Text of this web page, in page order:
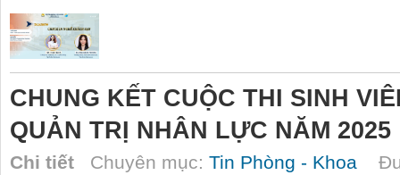
CHUNG KẾT CUỘC THI SINH
QUẢN TRỊ NHÂN LỰC NĂM 2025
Chi tiết Chuyên mục: Tin Phòng - Khoa